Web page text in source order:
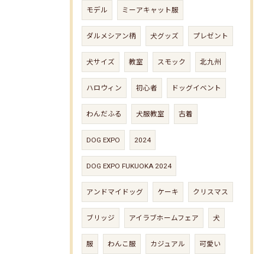
モデル ミーアキャット服
ダルメシアン柄 犬グッズ プレゼント
犬サイズ 教室 スモック 北九州
ハロウィン 初心者 ドッグイベント
わんだふる 犬服教室 古着
DOG EXPO 2024
DOG EXPO FUKUOKA 2024
アンドマイドッグ ケーキ クリスマス
ブリッジ アイラブホームフェア 犬
服 わんこ服 カジュアル 可愛い